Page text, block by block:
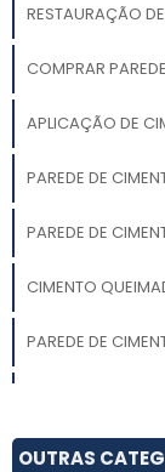
RESTAURAÇÃO
COMPRAR
APLICAÇÃO DE
PAREDE DE
PAREDE DE
CIMENTO
PAREDE DE
COTAÇÃO
OUTRAS